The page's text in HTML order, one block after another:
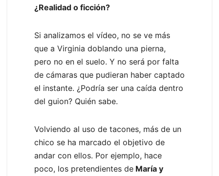
¿Realidad o ficción?
Si analizamos el vídeo, no se ve más
que a Virginia doblando una pierna,
pero no en el suelo. Y no será por falta
de cámaras que pudieran haber captado
el instante. ¿Podría ser una caída dentro
del guion? Quién sabe.
Volviendo al uso de tacones, más de un
chico se ha marcado el objetivo de
andar con ellos. Por ejemplo, hace
poco, los pretendientes de María y